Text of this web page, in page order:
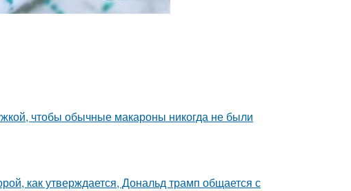
чтобы обычные макароны никогда не были
как утверждается, Дональд трамп общается с